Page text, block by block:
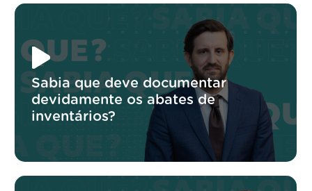
Sabia que deve documentar
devidamente os abates de
inventários?